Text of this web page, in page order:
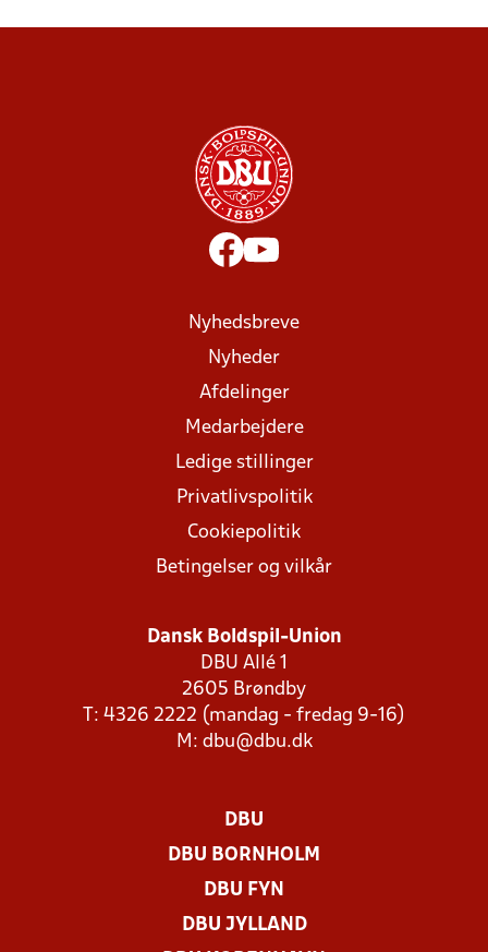
Nyhedsbreve
Nyheder
Afdelinger
Medarbejdere
Ledige stillinger
Privatlivspolitik
Cookiepolitik
Betingelser og vilkår
Dansk Boldspil-Union
DBU Allé 1
2605 Brøndby
T: 4326 2222 (mandag - fredag 9-16)
M: dbu@dbu.dk
DBU
DBU BORNHOLM
DBU FYN
DBU JYLLAND